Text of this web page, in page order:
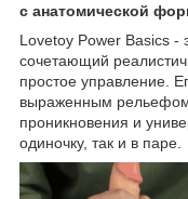
с анатомической
Lovetoy Power Basics -
сочетающий
простое управление.
выраженным
проникновения и
одиночку, так и в паре.